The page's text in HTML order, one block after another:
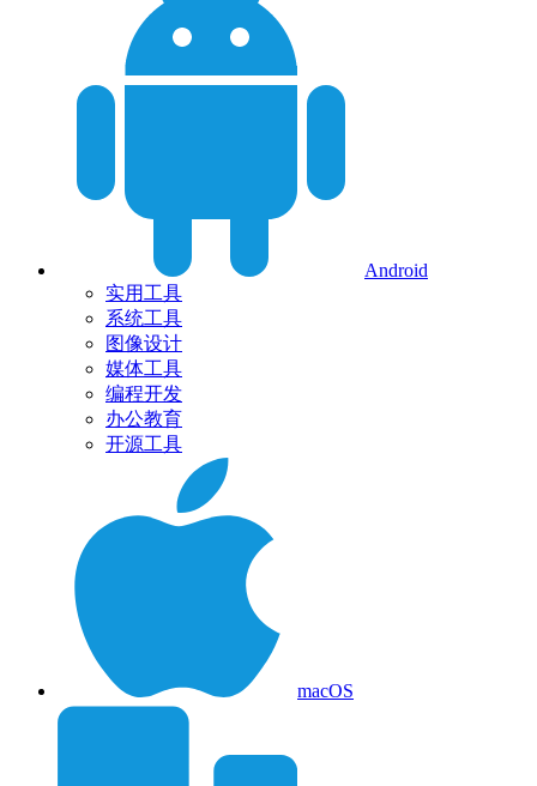
Android
实用工具
系统工具
图像设计
媒体工具
编程开发
办公教育
开源工具
macOS